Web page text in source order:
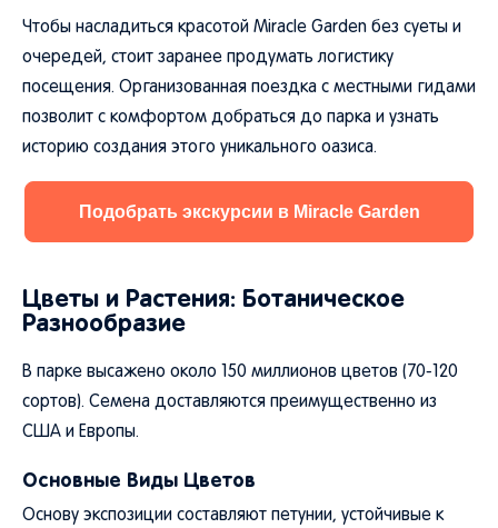
Чтобы насладиться красотой Miracle Garden без суеты и
очередей, стоит заранее продумать логистику
посещения. Организованная поездка с местными гидами
позволит с комфортом добраться до парка и узнать
историю создания этого уникального оазиса.
Подобрать экскурсии в Miracle Garden
Цветы и Растения: Ботаническое
Разнообразие
В парке высажено около 150 миллионов цветов (70-120
сортов). Семена доставляются преимущественно из
США и Европы.
Основные Виды Цветов
Основу экспозиции составляют петунии, устойчивые к